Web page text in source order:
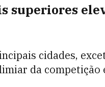
superiores
cidades,
da